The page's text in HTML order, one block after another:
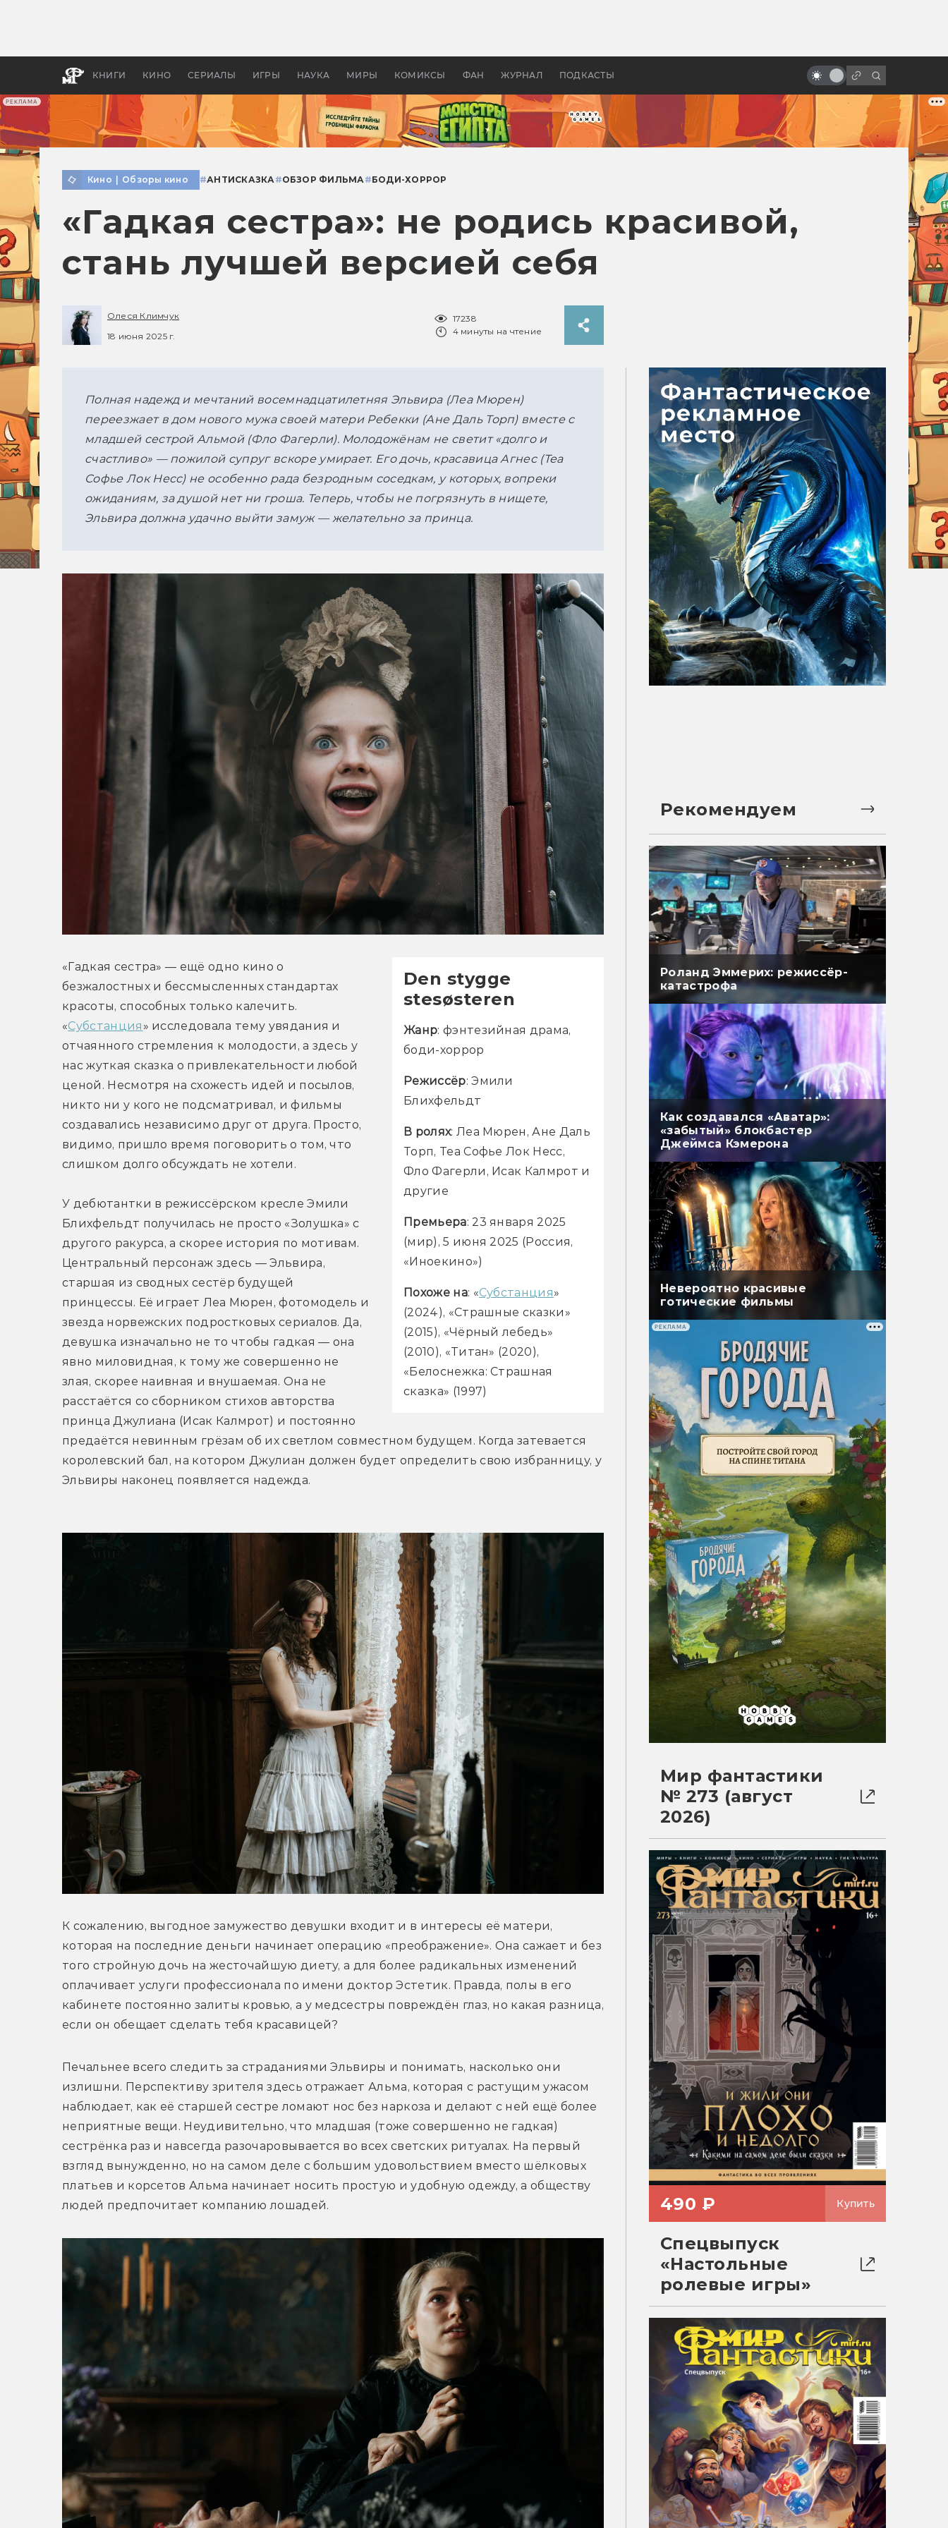
РЕКЛАМА
КНИГИ КИНО СЕРИАЛЫ ИГРЫ НАУКА МИРЫ КОМИКСЫ ФАН ЖУРНАЛ ПОДКАСТЫ
апокалипсис, в России —
бы «Властелина колец»
самом человечном роботе
Кино Обзоры кино #АНТИСКАЗКА#ОБЗОР ФИЛЬМА#БОДИ-ХОРРОР
«Гадкая сестра»: не родись красивой,
стань лучшей версией себя
Олеся Климчук
18 июня 2025 г.
17238
4 минуты на чтение
Полная надежд и мечтаний восемнадцатилетняя Эльвира (Леа Мюрен)
переезжает в дом нового мужа своей матери Ребекки (Ане Даль Торп) вместе с
младшей сестрой Альмой (Фло Фагерли). Молодожёнам не светит «долго и
счастливо» — пожилой супруг вскоре умирает. Его дочь, красавица Агнес (Теа
Софье Лок Несс) не особенно рада безродным соседкам, у которых, вопреки
ожиданиям, за душой нет ни гроша. Теперь, чтобы не погрязнуть в нищете,
Эльвира должна удачно выйти замуж — желательно за принца.
Den stygge
stesøsteren
Жанр: фэнтезийная драма,
боди-хоррор
Режиссёр: Эмили
Блихфельдт
В ролях: Леа Мюрен, Ане Даль
Торп, Теа Софье Лок Несс,
Фло Фагерли, Исак Калмрот и
другие
Премьера: 23 января 2025
(мир), 5 июня 2025 (Россия,
«Иноекино»)
Похоже на: «Субстанция»
(2024), «Страшные сказки»
(2015), «Чёрный лебедь»
(2010), «Титан» (2020),
«Белоснежка: Страшная
сказка» (1997)
«Гадкая сестра» — ещё одно кино о
безжалостных и бессмысленных стандартах
«Субстанция » исследовала тему увядания и
отчаянного стремления к молодости, а здесь у
нас жуткая сказка о привлекательности любой
ценой. Несмотря на схожесть идей и посылов,
никто ни у кого не подсматривал, и фильмы
создавались независимо друг от друга. Просто,
видимо, пришло время поговорить о том, что
слишком долго обсуждать не хотели.
У дебютантки в режиссёрском кресле Эмили
Блихфельдт получилась не просто «Золушка» с
другого ракурса, а скорее история по мотивам.
Центральный персонаж здесь — Эльвира,
старшая из сводных сестёр будущей
принцессы. Её играет Леа Мюрен, фотомодель и
звезда норвежских подростковых сериалов. Да,
девушка изначально не то чтобы гадкая — она
явно миловидная, к тому же совершенно не
злая, скорее наивная и внушаемая. Она не
расстаётся со сборником стихов авторства
принца Джулиана (Исак Калмрот) и постоянно
предаётся невинным грёзам об их светлом совместном будущем. Когда затевается
королевский бал, на котором Джулиан должен будет определить свою избранницу, у
Эльвиры наконец появляется надежда.
К сожалению, выгодное замужество девушки входит и в интересы её матери,
которая на последние деньги начинает операцию «преображение». Она сажает и без
того стройную дочь на жесточайшую диету, а для более радикальных изменений
оплачивает услуги профессионала по имени доктор Эстетик. Правда, полы в его
кабинете постоянно залиты кровью, а у медсестры повреждён глаз, но какая разница,
если он обещает сделать тебя красавицей?
Печальнее всего следить за страданиями Эльвиры и понимать, насколько они
излишни. Перспективу зрителя здесь отражает Альма, которая с растущим ужасом
наблюдает, как её старшей сестре ломают нос без наркоза и делают с ней ещё более
неприятные вещи. Неудивительно, что младшая (тоже совершенно не гадкая)
сестрёнка раз и навсегда разочаровывается во всех светских ритуалах. На первый
взгляд вынужденно, но на самом деле с большим удовольствием вместо шёлковых
платьев и корсетов Альма начинает носить простую и удобную одежду, а обществу
людей предпочитает компанию лошадей.
Рекомендуем
Роланд Эммерих: режиссёр-
катастрофа
Как создавался «Аватар»:
«забытый» блокбастер
Джеймса Кэмерона
Невероятно красивые
готические фильмы
РЕКЛАМА
Мир фантастики
№ 273 (август
2026)
490 ₽ Купить
Спецвыпуск
«Настольные
ролевые игры»